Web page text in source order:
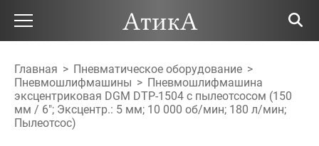
Главная > Пневматическое оборудование >
Пневмошлифмашины > Пневмошлифмашина
эксцентриковая DGM DTP-1504 с пылеотсосом (150
мм / 6"; Эксцентр.: 5 мм; 10 000 об/мин; 180 л/мин;
Пылеотсос)